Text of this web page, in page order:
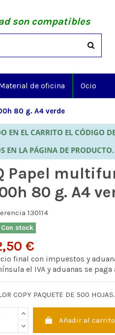
son compatibles
de oficina Ocio
80 g. A4 verde
EN EL CARRITO EL CÓDIGO
LA PÁGINA DE
Papel
80 g. A4
130114
Con stock
€
final con impuestos y
el IVA y aduanas se
COPY PAQUETE DE 500
Añadir al carrito